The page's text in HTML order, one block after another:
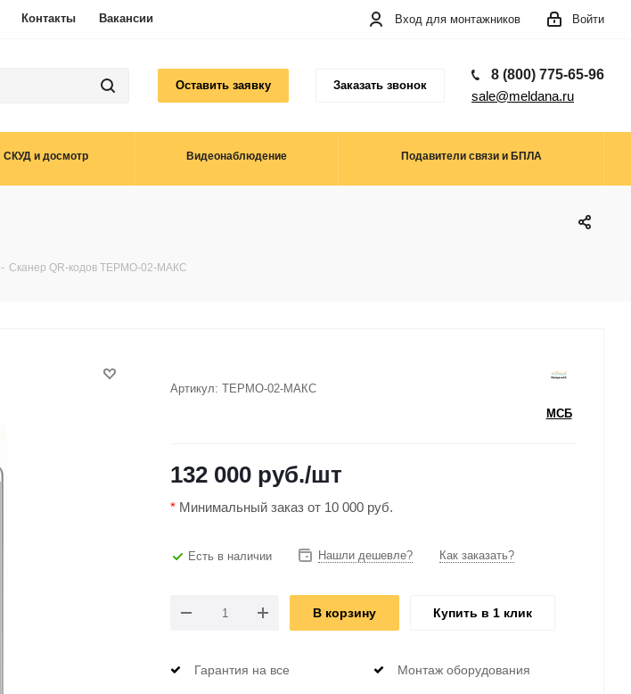
Контакты Вакансии Войти
Вход для монтажников
Оставить заявку Заказать звонок
8 (800) 775-65-96
sale@meldana.ru
СКУД и досмотр Видеонаблюдение Подавители связи и БПЛА
- Сканер QR-кодов ТЕРМО-02-МАКС
Артикул: ТЕРМО-02-МАКС
МСБ
132 000 руб./шт
* Минимальный заказ от 10 000 руб.
Есть в наличии Нашли дешевле? Как заказать?
В корзину Купить в 1 клик
Гарантия на все Монтаж оборудования